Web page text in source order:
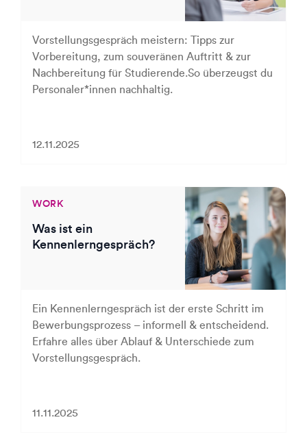
Vorstellungsgespräch meistern: Tipps zur
Vorbereitung, zum souveränen Auftritt & zur
Nachbereitung für Studierende.So überzeugst du
Personaler*innen nachhaltig.
12.11.2025
WORK
Was ist ein
Kennenlerngespräch?
Ein Kennenlerngespräch ist der erste Schritt im
Bewerbungsprozess – informell & entscheidend.
Erfahre alles über Ablauf & Unterschiede zum
Vorstellungsgespräch.
11.11.2025